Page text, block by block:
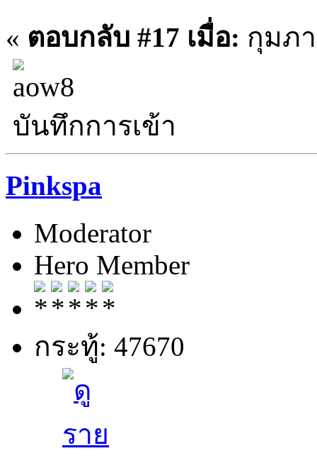
« ตอบกลับ #17 เมื่อ: กุมภา
บันทึกการเข้า
Pinkspa
Moderator
Hero Member
กระทู้: 47670